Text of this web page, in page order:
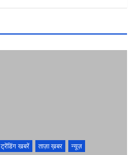
ट्रेंडिंग खबरें ताज़ा ख़बर
न्यूज़